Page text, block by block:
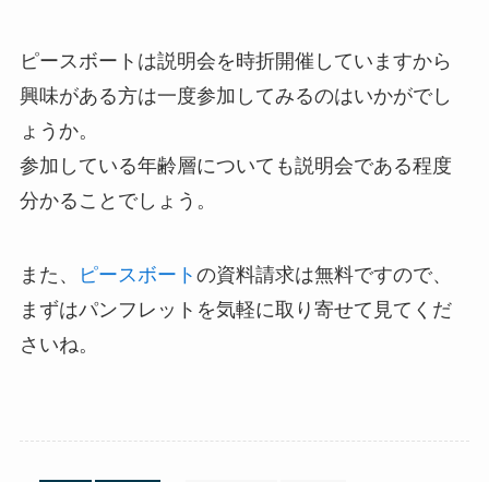
ピースボートは説明会を時折開催していますから
興味がある方は一度参加してみるのはいかがでし
ょうか。
参加している年齢層についても説明会である程度
分かることでしょう。
また、 ピースボート の資料請求は無料ですので、
まずはパンフレットを気軽に取り寄せて見てくだ
さいね。